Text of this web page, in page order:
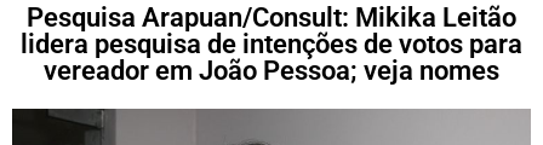
Pesquisa Arapuan/Consult: Mikika Leitão
lidera pesquisa de intenções de votos para
vereador em João Pessoa; veja nomes